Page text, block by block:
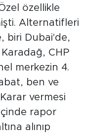
özellikle
Alternatifleri
biri Dubai'de,
CHP
merkezin 4.
ben ve
vermesi
rapor
alınıp